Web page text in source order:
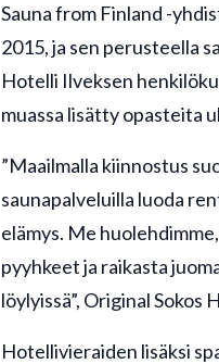
Sauna from Finland -
2015, ja sen perusteella
Hotelli Ilveksen
muassa lisätty opasteita
”Maailmalla kiinnostus
saunapalveluilla luoda
elämys. Me
pyyhkeet ja raikasta
löylyissä”, Original
Hotellivieraiden lisäksi